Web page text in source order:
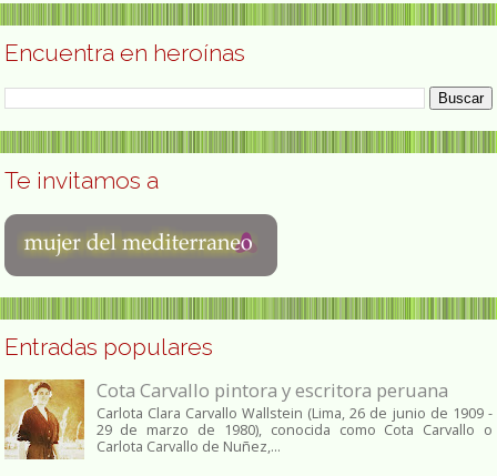
Encuentra en heroínas
Te invitamos a
Entradas populares
Cota Carvallo pintora y escritora peruana
Carlota Clara Carvallo Wallstein (Lima, 26 de junio de 1909 -
29 de marzo de 1980), conocida como Cota Carvallo o
Carlota Carvallo de Nuñez,...